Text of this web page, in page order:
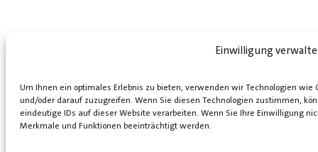
Einwilligung
Um Ihnen ein optimales Erlebnis zu bieten, verwenden wir Technologien
und/oder darauf zuzugreifen. Wenn Sie diesen Technologien zustimmen,
eindeutige IDs auf dieser Website verarbeiten. Wenn Sie Ihre Einwilligung
Merkmale und Funktionen beeinträchtigt werden.